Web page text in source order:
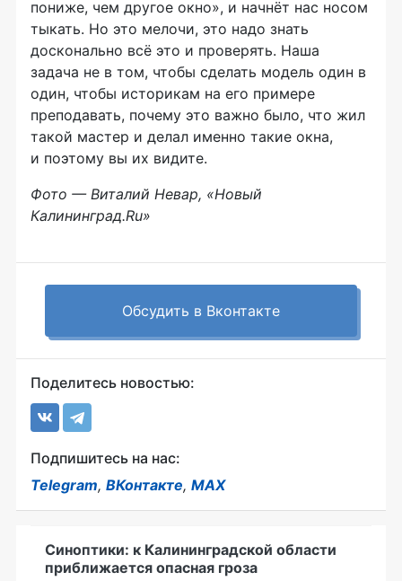
пониже, чем другое окно», и начнёт нас носом
тыкать. Но это мелочи, это надо знать
досконально всё это и проверять. Наша
задача не в том, чтобы сделать модель один в
один, чтобы историкам на его примере
преподавать, почему это важно было, что жил
такой мастер и делал именно такие окна,
и поэтому вы их видите.
Фото — Виталий Невар, «Новый
Калининград.Ru»
Обсудить в Вконтакте
Поделитесь новостью:
Подпишитесь на нас:
Telegram, ВКонтакте, MAX
Синоптики: к Калининградской области
приближается опасная гроза